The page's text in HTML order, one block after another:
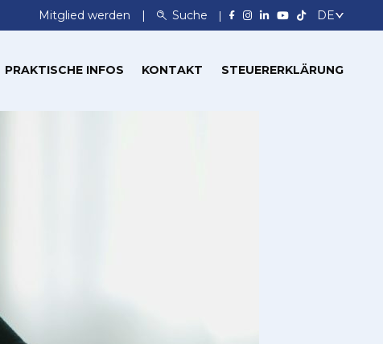
Mitglied werden Suche
PRAKTISCHE INFOS KONTAKT STEUERERKLÄRUNG